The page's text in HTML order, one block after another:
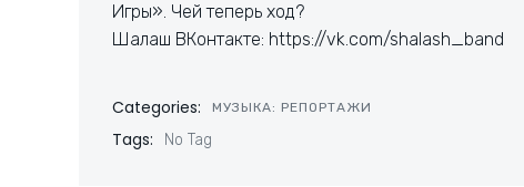
Игры». Чей теперь ход?
Шалаш ВКонтакте: https://vk.com/shalash_band
Categories: МУЗЫКА: РЕПОРТАЖИ
Tags: No Tag